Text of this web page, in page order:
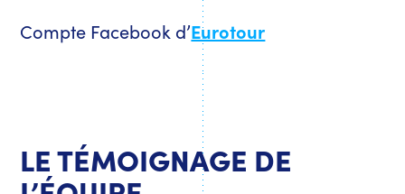
Compte Facebook d’Eurotour
LE TÉMOIGNAGE DE